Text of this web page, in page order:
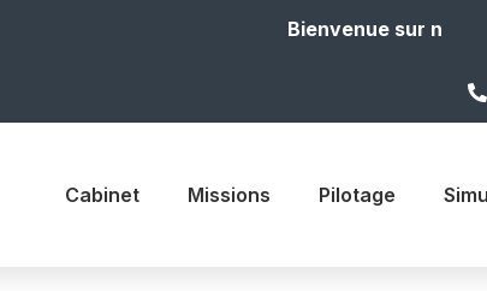
Bienvenue sur notre
Cabinet Missions Pilotage